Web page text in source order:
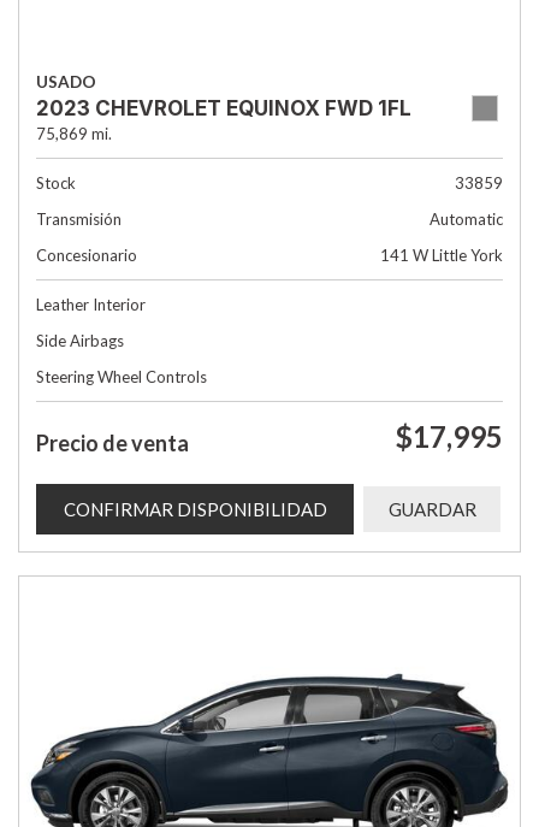
USADO
2023 CHEVROLET EQUINOX FWD 1FL
75,869 mi.
Stock
33859
Transmisión
Automatic
Concesionario
141 W Little York
Leather Interior
Side Airbags
Steering Wheel Controls
Precio de venta $17,995
CONFIRMAR DISPONIBILIDAD GUARDAR